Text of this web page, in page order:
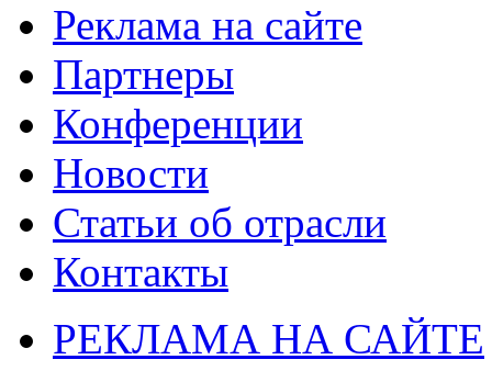
Реклама на сайте
Партнеры
Конференции
Новости
Статьи об отрасли
Контакты
РЕКЛАМА НА САЙТЕ